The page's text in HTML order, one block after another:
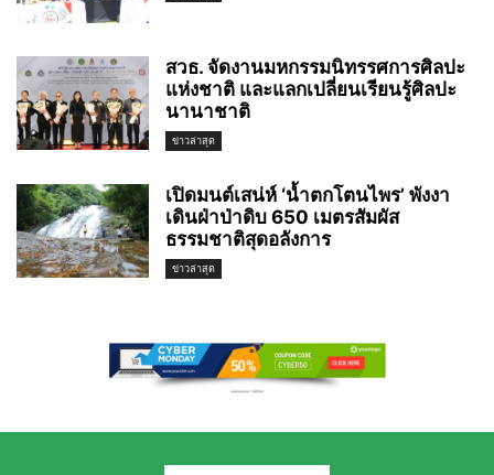
สวธ. จัดงานมหกรรมนิทรรศการศิลปะ
แห่งชาติ และแลกเปลี่ยนเรียนรู้ศิลปะ
นานาชาติ
ข่าวล่าสุด
เปิดมนต์เสน่ห์ ‘น้ำตกโตนไพร’ พังงา
เดินฝ่าป่าดิบ 650 เมตรสัมผัส
ธรรมชาติสุดอลังการ
ข่าวล่าสุด